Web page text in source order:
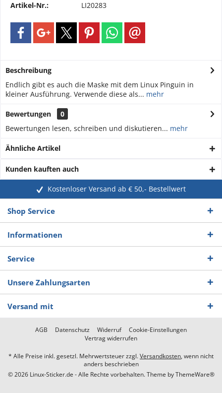
Artikel-Nr.: LI20283
Beschreibung
Endlich gibt es auch die Maske mit dem Linux Pinguin in
kleiner Ausführung. Verwende diese als... mehr
Bewertungen
0
Bewertungen lesen, schreiben und diskutieren... mehr
Ähnliche Artikel
Kunden kauften auch
Kostenloser Versand ab € 50,- Bestellwert
Shop Service
Informationen
Service
Unsere Zahlungsarten
Versand mit
AGB Datenschutz Widerruf
Cookie-Einstellungen
Vertrag widerrufen
* Alle Preise inkl. gesetzl. Mehrwertsteuer zzgl.Versandkosten, wenn nicht
anders beschrieben
© 2026 Linux-Sticker.de - Alle Rechte vorbehalten. Theme byThemeWare®